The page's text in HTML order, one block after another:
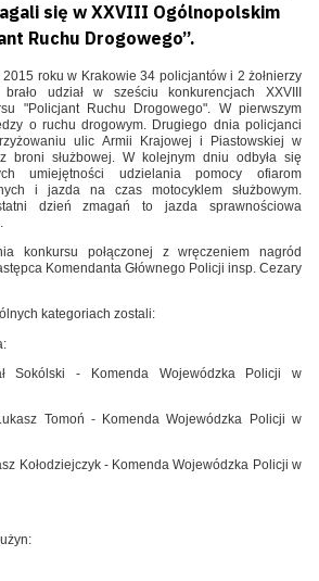
się w XXVIII Ogólnopolskim
Ruchu Drogowego”.
roku w Krakowie 34 policjantów i 2 żołnierzy
udział w sześciu konkurencjach XXVIII
"Policjant Ruchu Drogowego". W pierwszym
o ruchu drogowym. Drugiego dnia policjanci
ulic Armii Krajowej i Piastowskiej w
broni służbowej. W kolejnym dniu odbyła się
umiejętności udzielania pomocy ofiarom
i jazda na czas motocyklem służbowym.
dzień zmagań to jazda sprawnościowa
konkursu połączonej z wręczeniem nagród
Komendanta Głównego Policji insp. Cezary
kategoriach zostali:
Sokólski - Komenda Wojewódzka Policji w
Tomoń - Komenda Wojewódzka Policji w
Kołodziejczyk - Komenda Wojewódzka Policji w